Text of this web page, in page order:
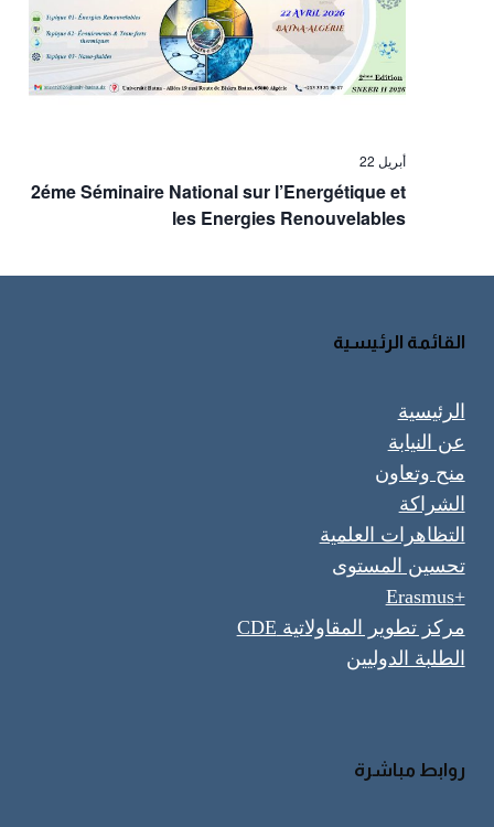
أبريل 22
2éme Séminaire National sur l’Energétique et
les Energies Renouvelables
القائمة الرئيسية
الرئيسية
عن النيابة
منح وتعاون
الشراكة
التظاهرات العلمية
تحسين المستوى
+Erasmus
مركز تطوير المقاولاتية CDE
الطلبة الدوليين
روابط مباشرة